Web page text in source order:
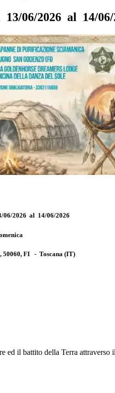
13/06/2026 al 14/06/
06/2026 al 14/06/2026
50060, FI - Toscana (IT)
ed il battito della Terra